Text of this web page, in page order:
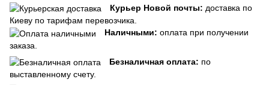
Курьер Новой почты: доставка по
Киеву по тарифам перевозчика.
Наличными: оплата при получении
заказа.
Безналичная оплата: по
выставленному счету.